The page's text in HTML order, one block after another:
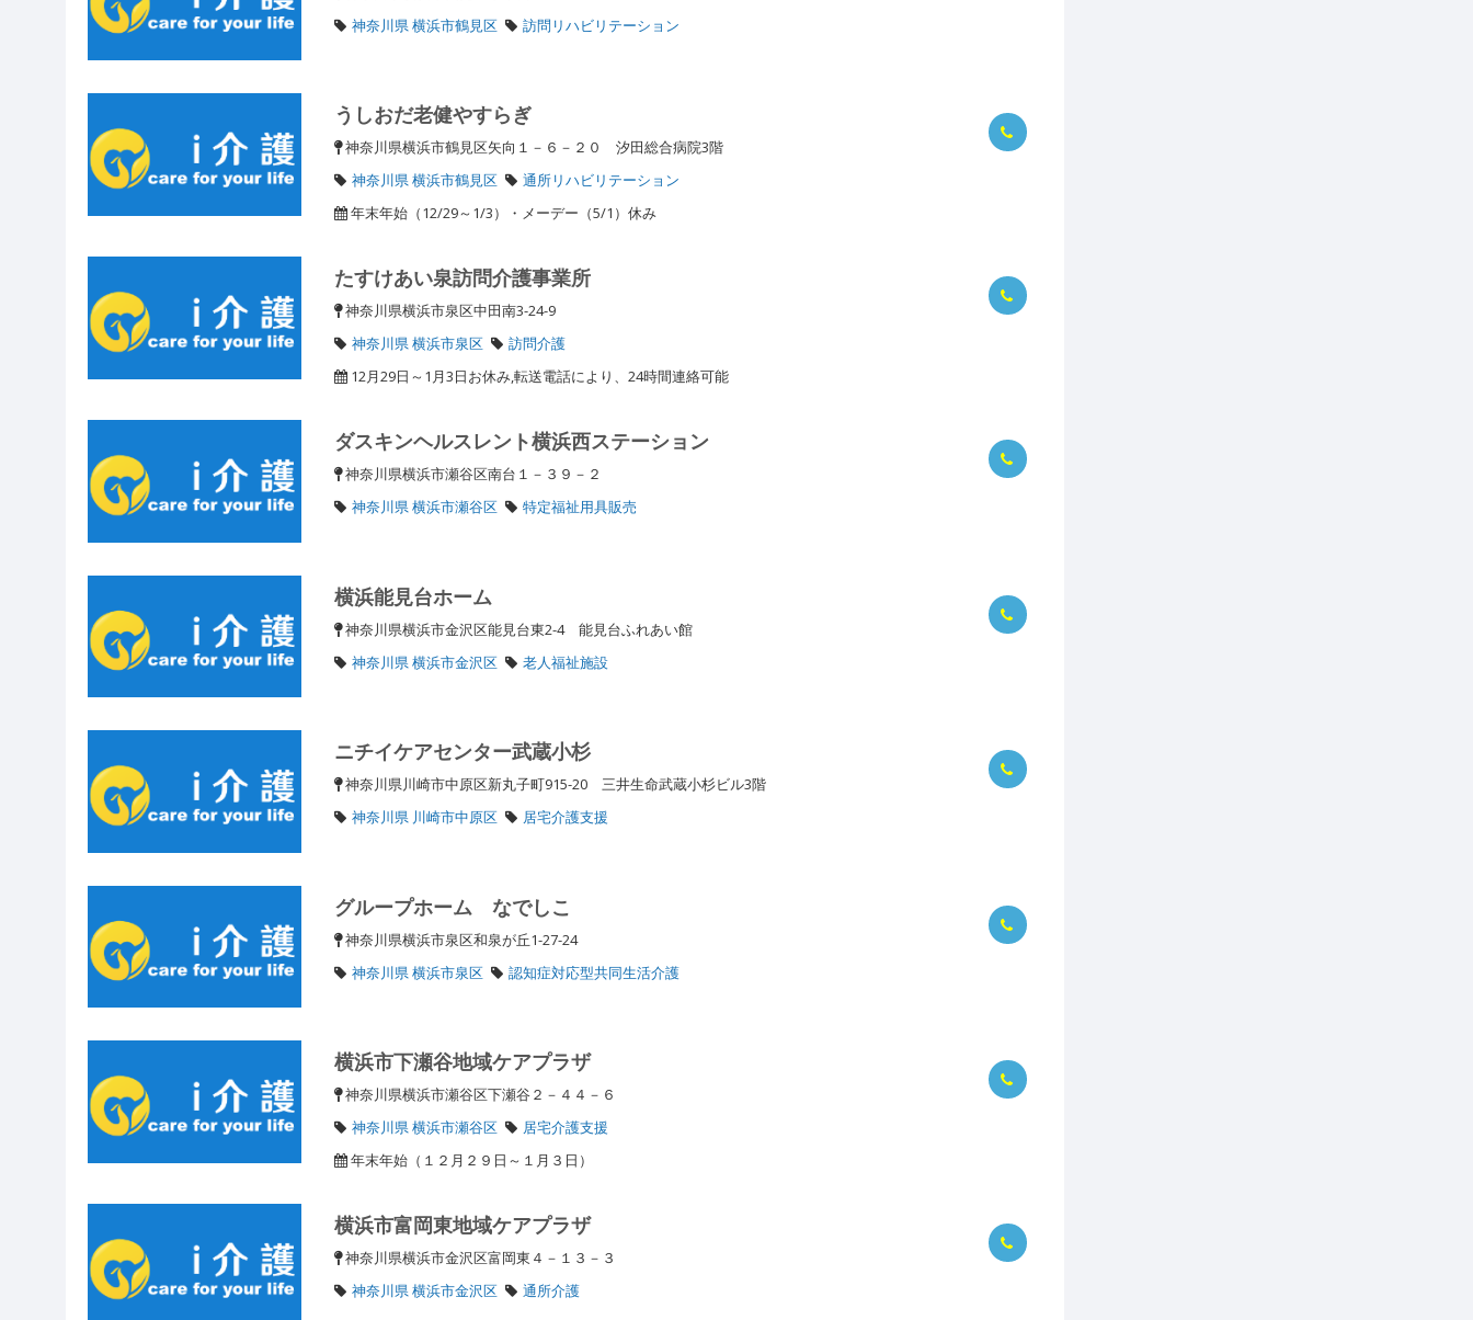
神奈川県 横浜市鶴見区
訪問リハビリテーション
うしおだ老健やすらぎ
神奈川県横浜市鶴見区矢向１－６－２０ 汐田総合病院3階
神奈川県 横浜市鶴見区
通所リハビリテーション
年末年始（12/29～1/3）・メーデー（5/1）休み
たすけあい泉訪問介護事業所
神奈川県横浜市泉区中田南3-24-9
神奈川県 横浜市泉区
訪問介護
12月29日～1月3日お休み,転送電話により、24時間連絡可能
ダスキンヘルスレント横浜西ステーション
神奈川県横浜市瀬谷区南台１－３９－２
神奈川県 横浜市瀬谷区
特定福祉用具販売
横浜能見台ホーム
神奈川県横浜市金沢区能見台東2-4 能見台ふれあい館
神奈川県 横浜市金沢区
老人福祉施設
ニチイケアセンター武蔵小杉
神奈川県川崎市中原区新丸子町915-20 三井生命武蔵小杉ビル3階
神奈川県 川崎市中原区
居宅介護支援
グループホーム なでしこ
神奈川県横浜市泉区和泉が丘1-27-24
神奈川県 横浜市泉区
認知症対応型共同生活介護
横浜市下瀬谷地域ケアプラザ
神奈川県横浜市瀬谷区下瀬谷２－４４－６
神奈川県 横浜市瀬谷区
居宅介護支援
年末年始（１２月２９日～１月３日）
横浜市富岡東地域ケアプラザ
神奈川県横浜市金沢区富岡東４－１３－３
神奈川県 横浜市金沢区
通所介護